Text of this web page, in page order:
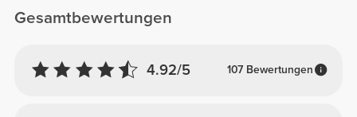
Gesamtbewertungen
4.92/5 107 Bewertungen